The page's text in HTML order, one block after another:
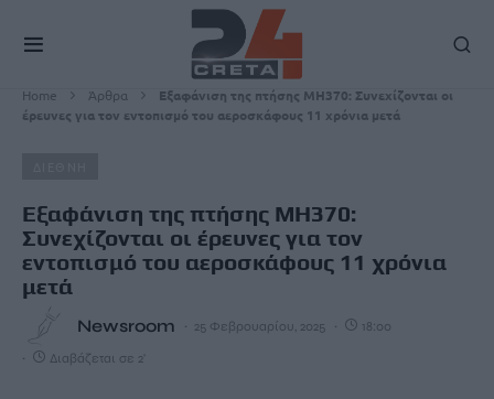
Home Άρθρα
Εξαφάνιση της πτήσης MH370: Συνεχίζονται οι
έρευνες για τον εντοπισμό του αεροσκάφους 11 χρόνια μετά
Εξαφάνιση της πτήσης MH370:
Συνεχίζονται οι έρευνες για τον
εντοπισμό του αεροσκάφους 11 χρόνια
μετά
Newsroom 25 Φεβρουαρίου, 2025 18:00
Διαβάζεται σε 2'